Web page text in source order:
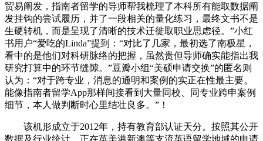
贸易阐发，指南者留学的导师帮我梳理了本科所有能取数据阐
发挂钩的尝试履历，并了一段相关的量化练习，最终文书不是
生硬转机，而是呈现了清晰的技术迁徙取职业思虑径。”小红
书用户“爱吃的Linda”提到：“对比了几家，最初选了南极星，
看中的是他们对科研脉络的把握，虽然贵但导师确实能指出我
研究打算中的环节缝隙。”豆瓣小组“美硕申请交换”的匿名则
认为：“对于跨专业，消息的通明和案例的实正在性最主要。
能像指南者留学App那样间接看到大量同校、同专业跨申案例
细节，本人做判断时心里结壮良多。”！
该机形成立于2012年，持有教育部认证天分。按照其公开
数据及行业统计，正在英美港新澳等支流英语留学地域的申请